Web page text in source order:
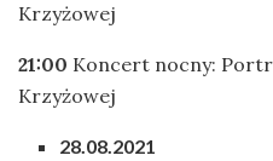
Krzyżowej
21:00 Koncert nocny:
Krzyżowej
28.08.2021